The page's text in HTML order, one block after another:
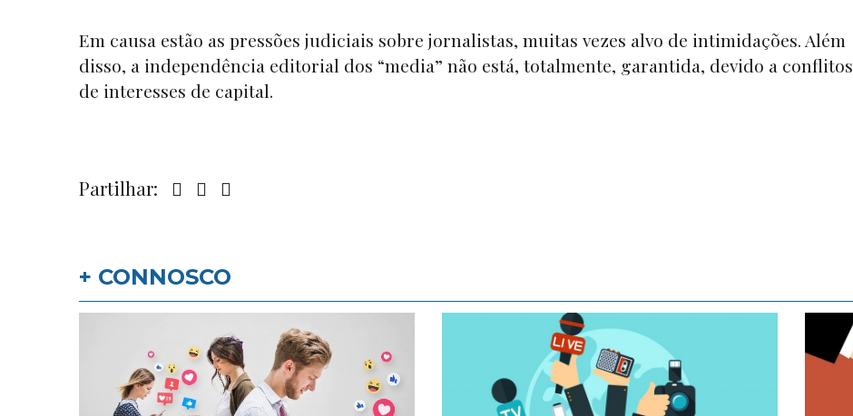
Em causa estão as pressões judiciais sobre jornalistas, muitas vezes alvo de intimidações. Além
disso, a independência editorial dos “media” não está, totalmente, garantida, devido a conflitos
de interesses de capital.
Partilhar:
+ CONNOSCO